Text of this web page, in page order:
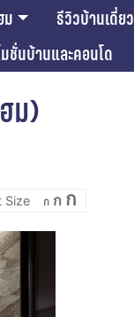
ม รีวิวบ้านเดี่ยว
ชั่นบ้านและคอนโด
ม)
ก
Decrease
font
size.
ก Reset
font
ก